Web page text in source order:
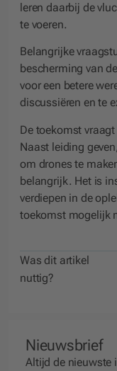
leren daarbij de
te voeren.
Belangrijke
bescherming van
voor een betere
discussiëren en te
De toekomst
Naast leiding
om drones te
belangrijk. Het is
verdiepen in de
toekomst mogelijk
Was dit artikel
nuttig?
Nieuwsbrief
Altijd de nieuwste